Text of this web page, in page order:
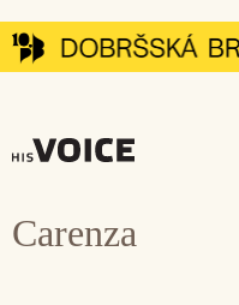
Přeskočit
na
Carenza